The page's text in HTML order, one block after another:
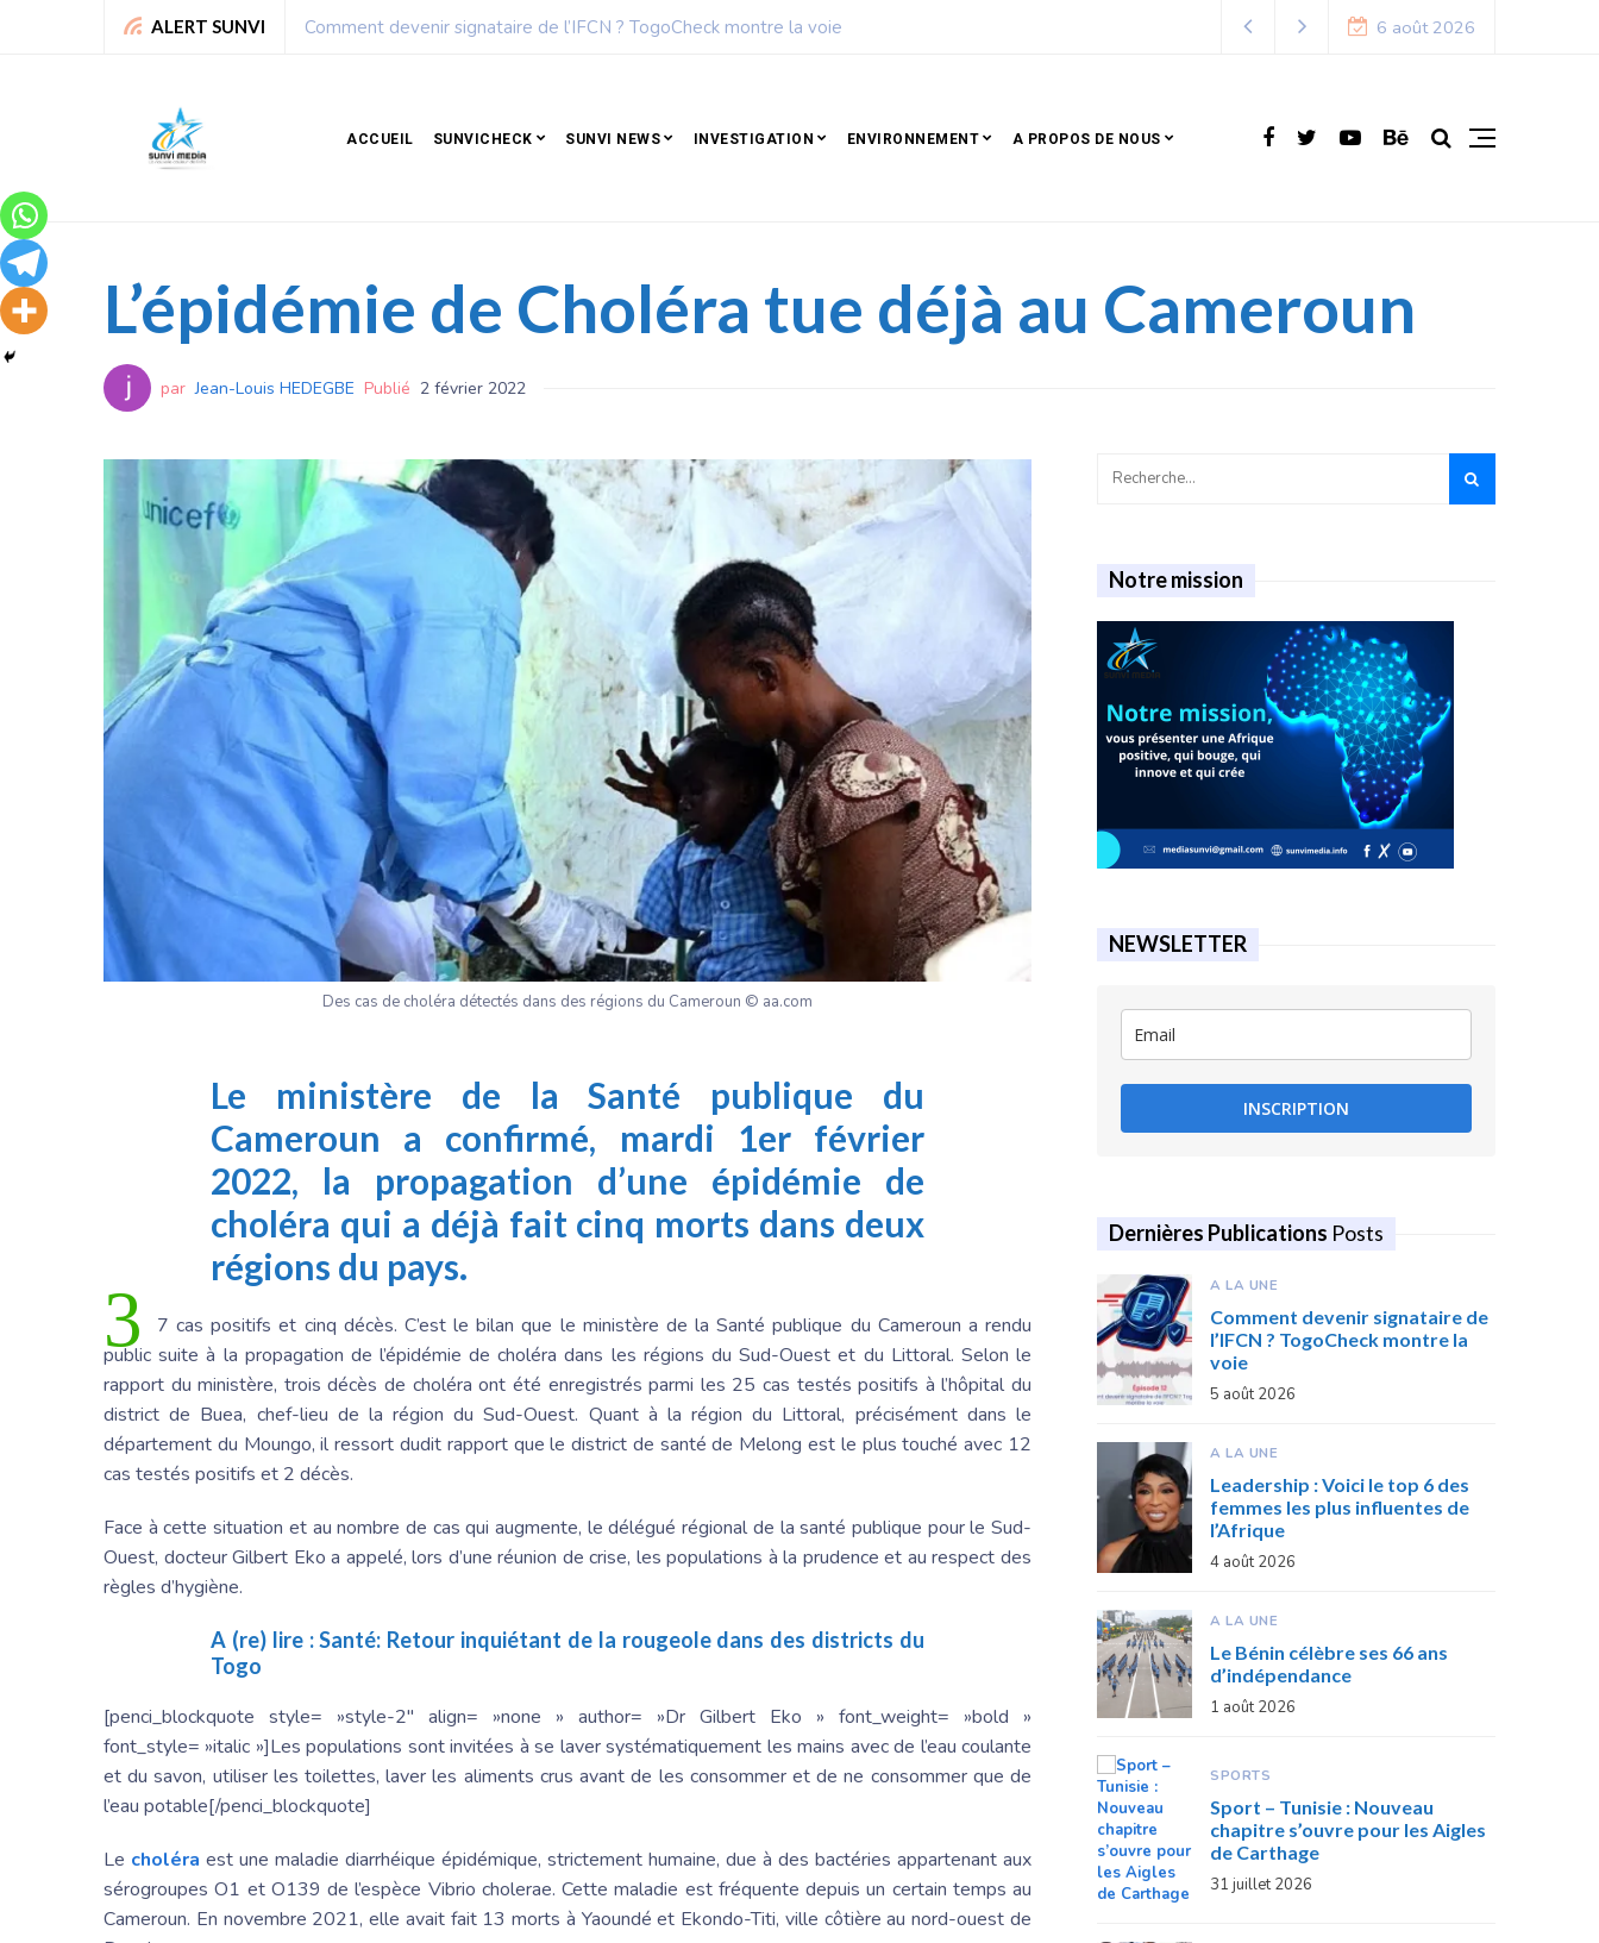
ALERT SUNVI Leadership : Voici le top 6 des femmes les plus influentes de l’Afrique 6 août 2026
ACCUEIL SUNVICHECK SUNVI NEWS INVESTIGATION ENVIRONNEMENT A PROPOS DE NOUS
L’épidémie de Choléra tue déjà au Cameroun
par Jean-Louis HEDEGBE Publié 2 février 2022
Des cas de choléra détectés dans des régions du Cameroun © aa.com
Le ministère de la Santé publique du
Cameroun a confirmé, mardi 1er février
2022, la propagation d’une épidémie de
choléra qui a déjà fait cinq morts dans deux
régions du pays.
3
7 cas positifs et cinq décès. C’est le bilan que le ministère de la Santé publique du Cameroun a rendu
public suite à la propagation de l’épidémie de choléra dans les régions du Sud-Ouest et du Littoral. Selon le
rapport du ministère, trois décès de choléra ont été enregistrés parmi les 25 cas testés positifs à l’hôpital du
district de Buea, chef-lieu de la région du Sud-Ouest. Quant à la région du Littoral, précisément dans le
département du Moungo, il ressort dudit rapport que le district de santé de Melong est le plus touché avec 12
cas testés positifs et 2 décès.
Face à cette situation et au nombre de cas qui augmente, le délégué régional de la santé publique pour le Sud-
Ouest, docteur Gilbert Eko a appelé, lors d’une réunion de crise, les populations à la prudence et au respect des
règles d’hygiène.
A (re) lire :Santé: Retour inquiétant de la rougeole dans des districts du
Togo
[penci_blockquote style= »style-2″ align= »none » author= »Dr Gilbert Eko » font_weight= »bold »
font_style= »italic »]Les populations sont invitées à se laver systématiquement les mains avec de l’eau coulante
et du savon, utiliser les toilettes, laver les aliments crus avant de les consommer et de ne consommer que de
l’eau potable[/penci_blockquote]
Le choléra est une maladie diarrhéique épidémique, strictement humaine, due à des bactéries appartenant aux
sérogroupes O1 et O139 de l’espèce Vibrio cholerae. Cette maladie est fréquente depuis un certain temps au
Cameroun. En novembre 2021, elle avait fait 13 morts à Yaoundé et Ekondo-Titi, ville côtière au nord-ouest de
Notre mission
NEWSLETTER
INSCRIPTION
Dernières Publications Posts
A LA UNE
Comment devenir signataire de
l’IFCN ? TogoCheck montre la
voie
5 août 2026
A LA UNE
Leadership : Voici le top 6 des
femmes les plus influentes de
l’Afrique
4 août 2026
A LA UNE
Le Bénin célèbre ses 66 ans
d’indépendance
1 août 2026
SPORTS
Sport – Tunisie : Nouveau
chapitre s’ouvre pour les Aigles
de Carthage
31 juillet 2026